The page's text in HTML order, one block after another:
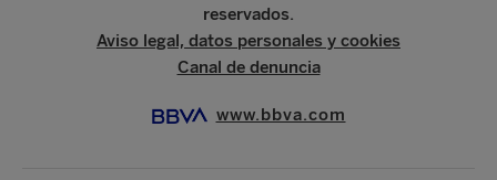
reservados.
Aviso legal, datos personales y cookies
Canal de denuncia
www.bbva.com